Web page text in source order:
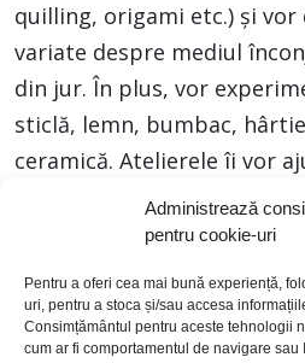
Administrează
pentru cookie-uri
Pentru a oferi cea mai bună experiență,
uri, pentru a stoca și/sau accesa
Consimțământul pentru aceste tehnologii
cum ar fi comportamentul de navigare
quilling, origami etc.) și
variate despre mediul
din jur. În plus, vor
sticlă, lemn, bumbac,
ceramică. Atelierele îi vor
dezvolte atenția, abilitățile
oferind totodată o
petrecere a timpului liber